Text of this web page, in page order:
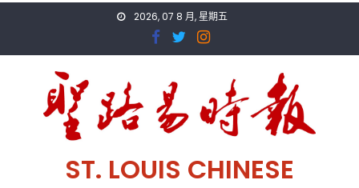
2026, 07 8 月, 星期五
ST. LOUIS CHINESE